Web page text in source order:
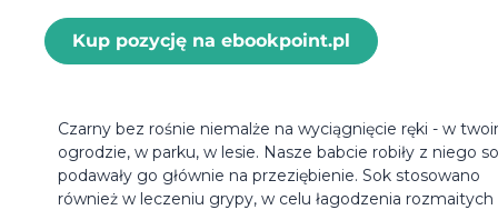
Kup pozycję na ebookpoint.pl
Czarny bez rośnie niemalże na wyciągnięcie ręki - w
ogrodzie, w parku, w lesie. Nasze babcie robiły z niego
podawały go głównie na przeziębienie. Sok stosowano
również w leczeniu grypy, w celu łagodzenia rozmaitych